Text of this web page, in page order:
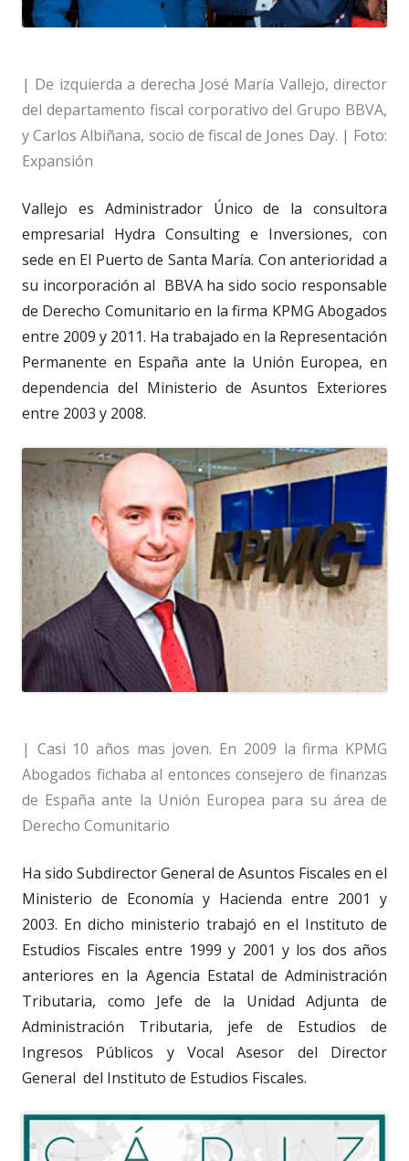
| De izquierda a derecha José María Vallejo, director
del departamento fiscal corporativo del Grupo BBVA,
y Carlos Albiñana, socio de fiscal de Jones Day. | Foto:
Expansión
Vallejo es Administrador Único de la consultora
empresarial Hydra Consulting e Inversiones, con
sede en El Puerto de Santa María. Con anterioridad a
su incorporación al BBVA ha sido socio responsable
de Derecho Comunitario en la firma KPMG Abogados
entre 2009 y 2011. Ha trabajado en la Representación
Permanente en España ante la Unión Europea, en
dependencia del Ministerio de Asuntos Exteriores
entre 2003 y 2008.
| Casi 10 años mas joven. En 2009 la firma KPMG
Abogados fichaba al entonces consejero de finanzas
de España ante la Unión Europea para su área de
Derecho Comunitario
Ha sido Subdirector General de Asuntos Fiscales en el
Ministerio de Economía y Hacienda entre 2001 y
2003. En dicho ministerio trabajó en el Instituto de
Estudios Fiscales entre 1999 y 2001 y los dos años
anteriores en la Agencia Estatal de Administración
Tributaria, como Jefe de la Unidad Adjunta de
Administración Tributaria, jefe de Estudios de
Ingresos Públicos y Vocal Asesor del Director
General del Instituto de Estudios Fiscales.